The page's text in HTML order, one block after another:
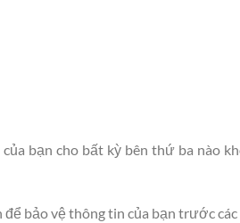
bạn cho bất kỳ bên thứ ba nào
bảo vệ thông tin của bạn trước